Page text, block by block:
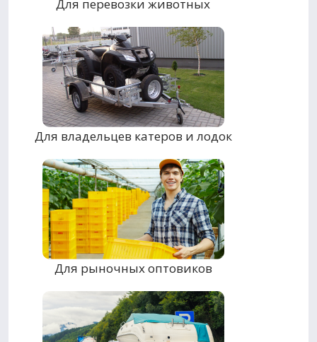
Для перевозки животных
Для владельцев катеров и лодок
Для рыночных оптовиков